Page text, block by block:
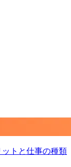
トと仕事の種類